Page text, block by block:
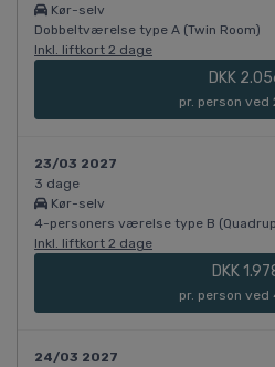
Kør-selv
Dobbeltværelse type A (Twin Room)
Inkl. liftkort 2 dage
DKK
pr. person ved
23/03 2027
3 dage
Kør-selv
4-personers værelse type B
Inkl. liftkort 2 dage
DKK
pr. person ved
24/03 2027